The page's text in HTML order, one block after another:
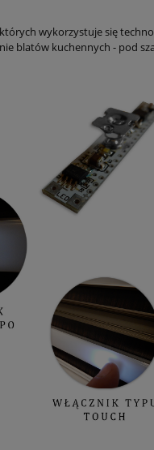
wykorzystuje się
blatów kuchennych - pod